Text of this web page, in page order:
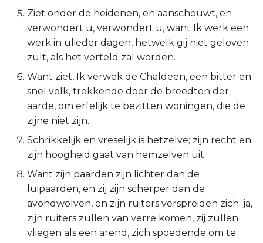
Filipenzen
Kolossenzen
1 Thessalonicenzen
2 Thessalonicenzen
1 Timótheüs
2 Timótheüs
Titus
Filémon
Ziet onder de heidenen, en aanschouwt, en
verwondert u, verwondert u, want Ik werk een
werk in ulieder dagen, hetwelk gij niet geloven
zult, als het verteld zal worden.
Want ziet, Ik verwek de Chaldeen, een bitter en
snel volk, trekkende door de breedten der
aarde, om erfelijk te bezitten woningen, die de
zijne niet zijn.
Schrikkelijk en vreselijk is hetzelve; zijn recht en
zijn hoogheid gaat van hemzelven uit.
Want zijn paarden zijn lichter dan de
luipaarden, en zij zijn scherper dan de
avondwolven, en zijn ruiters verspreiden zich; ja,
zijn ruiters zullen van verre komen, zij zullen
vliegen als een arend, zich spoedende om te